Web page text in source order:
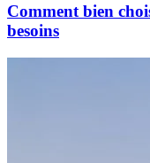
Comment bien
besoins